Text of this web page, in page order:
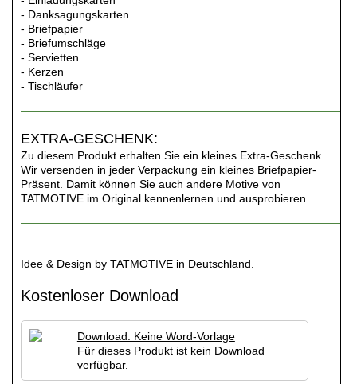
- Danksagungskarten
- Briefpapier
- Briefumschläge
- Servietten
- Kerzen
- Tischläufer
EXTRA-GESCHENK:
Zu diesem Produkt erhalten Sie ein kleines Extra-Geschenk.
Wir versenden in jeder Verpackung ein kleines Briefpapier-
Präsent. Damit können Sie auch andere Motive von
TATMOTIVE im Original kennenlernen und ausprobieren.
Idee & Design by TATMOTIVE in Deutschland.
Kostenloser Download
Download: Keine Word-Vorlage
Für dieses Produkt ist kein Download
verfügbar.